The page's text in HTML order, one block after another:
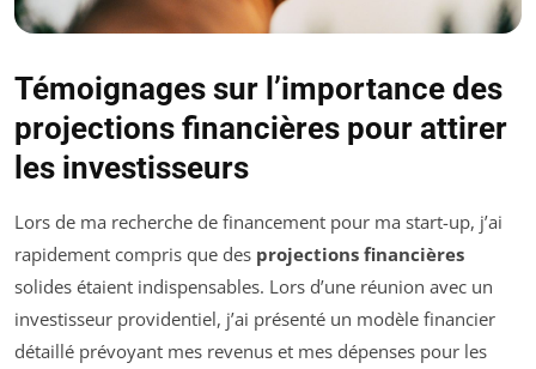
Témoignages sur l’importance des
projections financières pour attirer
les investisseurs
Lors de ma recherche de financement pour ma start-up, j’ai
rapidement compris que des projections financières
solides étaient indispensables. Lors d’une réunion avec un
investisseur providentiel, j’ai présenté un modèle financier
détaillé prévoyant mes revenus et mes dépenses pour les